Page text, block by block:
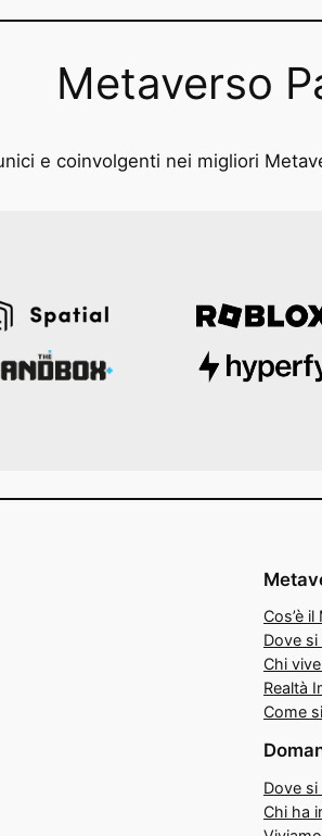
Metaverso
e coinvolgenti nei migliori
Cos’è
Dove
Chi
Realtà
Come
Dove
Chi ha